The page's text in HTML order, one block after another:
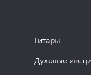
Гитары
Духовые